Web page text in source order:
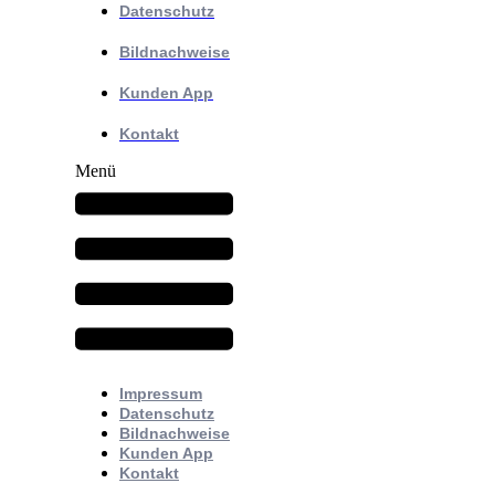
Datenschutz
Bildnachweise
Kunden App
Kontakt
Menü
Impressum
Datenschutz
Bildnachweise
Kunden App
Kontakt